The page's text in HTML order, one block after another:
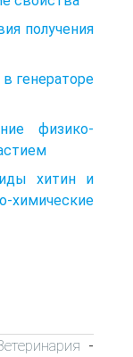
получения
генераторе
физико-
хитин и
-